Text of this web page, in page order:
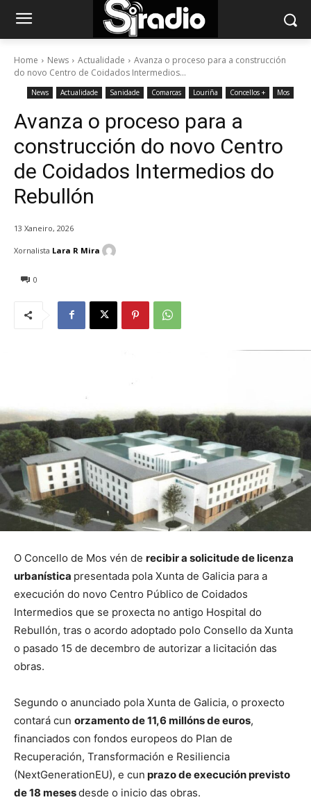
Home News Actualidade
Avanza o proceso para a construcción
do novo Centro de Coidados Intermedios...
News Actualidade Sanidade Comarcas Louriña Concellos + Mos
Avanza o proceso para a
construcción do novo Centro
de Coidados Intermedios do
Rebullón
13 Xaneiro, 2026
0
Xornalista Lara R Mira
O Concello de Mos vén de recibir a solicitude de licenza
urbanística presentada pola Xunta de Galicia para a
execución do novo Centro Público de Coidados
Intermedios que se proxecta no antigo Hospital do
Rebullón, tras o acordo adoptado polo Consello da Xunta
o pasado 15 de decembro de autorizar a licitación das
obras.
Segundo o anunciado pola Xunta de Galicia, o proxecto
contará cun orzamento de 11,6 millóns de euros,
financiados con fondos europeos do Plan de
Recuperación, Transformación e Resiliencia
(NextGenerationEU), e cun prazo de execución previsto
de 18 mesesdesde o inicio das obras.